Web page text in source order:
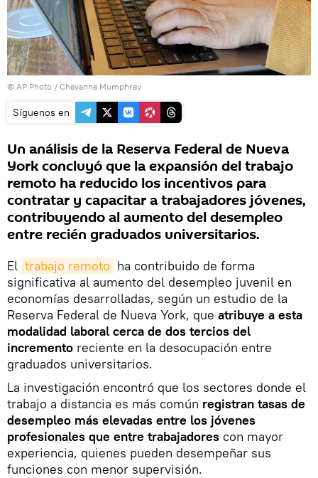
© AP Photo / Cheyanne Mumphrey
Síguenos en
Un análisis de la Reserva Federal de Nueva
York concluyó que la expansión del trabajo
remoto ha reducido los incentivos para
contratar y capacitar a trabajadores jóvenes,
contribuyendo al aumento del desempleo
entre recién graduados universitarios.
El trabajo remoto ha contribuido de forma
significativa al aumento del desempleo juvenil en
economías desarrolladas, según un estudio de la
Reserva Federal de Nueva York, que atribuye a esta
modalidad laboral cerca de dos tercios del
incremento reciente en la desocupación entre
graduados universitarios.
La investigación encontró que los sectores donde el
trabajo a distancia es más común registran tasas de
desempleo más elevadas entre los jóvenes
profesionales que entre trabajadores con mayor
experiencia, quienes pueden desempeñar sus
funciones con menor supervisión.